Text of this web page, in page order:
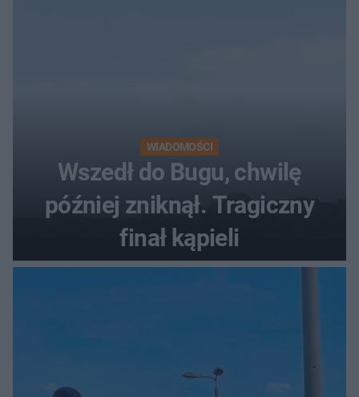
WIADOMOŚCI
Wszedł do Bugu, chwilę
później zniknął. Tragiczny
finał kąpieli